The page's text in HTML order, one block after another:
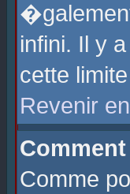
infini. Il y
cette
Revenir
Comme